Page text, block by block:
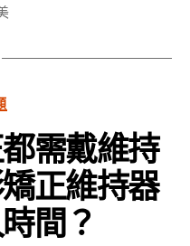
需戴維持
正維持器
間？